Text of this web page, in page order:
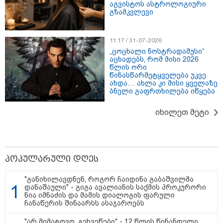
"ეს ის ადგილია, საიდანაც
გუშინდელი ვიდეო ვირუსულად
გავრცელდა.... დანარჩენი თქვენ
განსაჯეთ, რამდენად
შესაძლებელია აქ ადამიანის
გადავარდნა" - რა კადრებს
აქვეყნებს კობა ახალაძე
მლეთიდან, სადაც 12 წლის წინ
გურამ დადიანიძე გაუჩინარდა?
პოლიტიკა
აგვისტოს ასტროლოგიური
გზამკვლევი
11:17 / 31-07-2026
„ცოცხალი ნოსტრადამუსი“
აცხადებს, რომ მისი 2026
წლის ორი
წინასწარმეტყველება უკვე
ახდა… ახლა კი მისი ყველაზე
ბნელი გაფრთხილება იწყება
იხილეთ მეტი
პოპულარული დღეს
"განიხილავდნენ, როგორ ჩაიდინა გაბაშვილმა
დანაშაული" - გიგა ავალიანის საქმის პროკურორი
ნია იმნაძის და მამის დიალოგის ფარული
ჩანაწერის შინაარსს ასაჯაროებს